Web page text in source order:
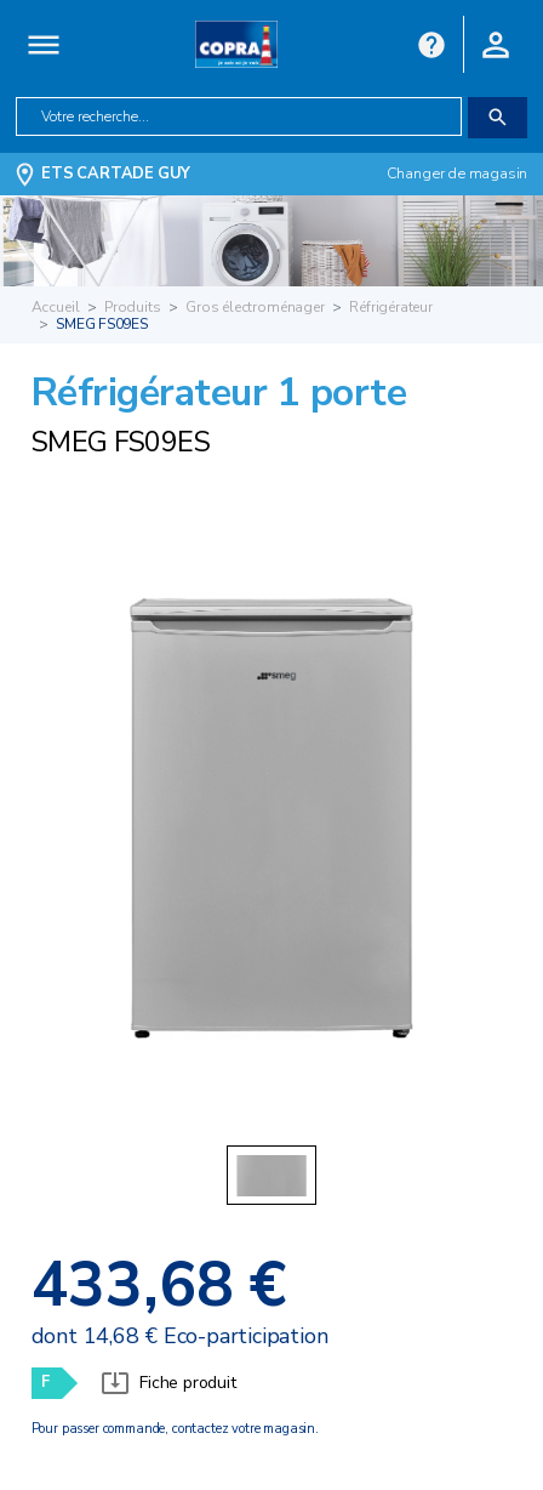
ETS CARTADE GUY Changer de magasin
Accueil Produits Gros électroménager
Réfrigérateur
SMEG FS09ES
Réfrigérateur 1 porte
SMEG FS09ES
433,68 €
dont 14,68 € Eco-participation
F Fiche produit
Pour passer commande, contactez votre magasin.